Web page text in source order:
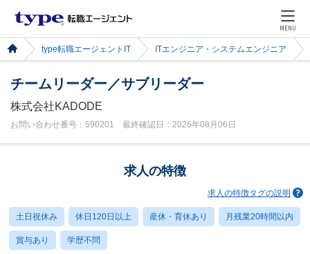
MENU
type転職エージェントIT ITエンジニア・システムエンジニア
チームリーダー／サブリーダー
株式会社KADODE
お問い合わせ番号：590201 最終確認日：2026年08月06日
求人の特徴
求人の特徴タグの説明
土日祝休み 休日120日以上 産休・育休あり 月残業20時間以内
賞与あり 学歴不問